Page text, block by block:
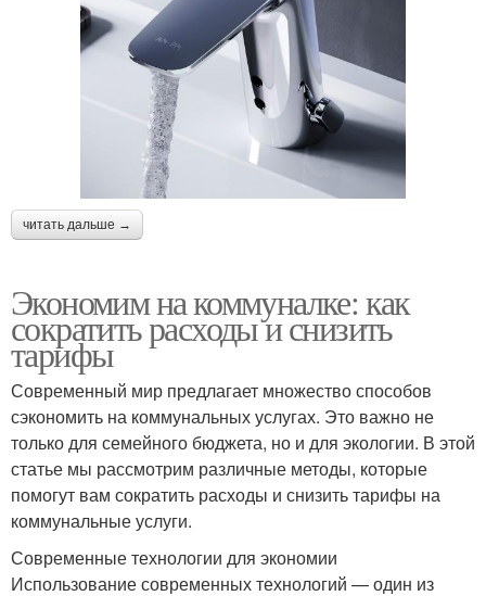
читать дальше →
Экономим на коммуналке: как
сократить расходы и снизить
тарифы
Современный мир предлагает множество способов
сэкономить на коммунальных услугах. Это важно не
только для семейного бюджета, но и для экологии. В этой
статье мы рассмотрим различные методы, которые
помогут вам сократить расходы и снизить тарифы на
коммунальные услуги.
Современные технологии для экономии
Использование современных технологий — один из